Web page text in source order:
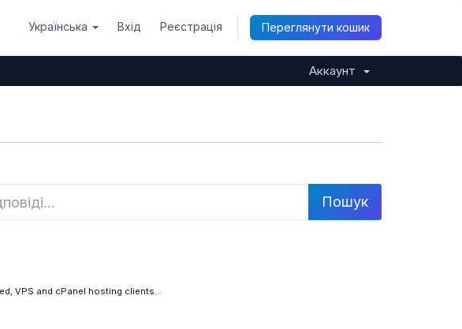
Українська Вхід Реєстрація Переглянути кошик
Аккаунт
VPS and cPanel hosting clients...